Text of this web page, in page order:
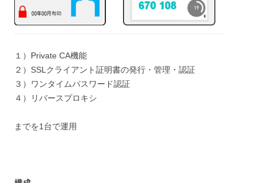
１）Private CA機能
２）SSLクライアント証明書の発行・管理・認証
３）ワンタイムパスワード認証
４）リバースプロキシ
までを1台で運用